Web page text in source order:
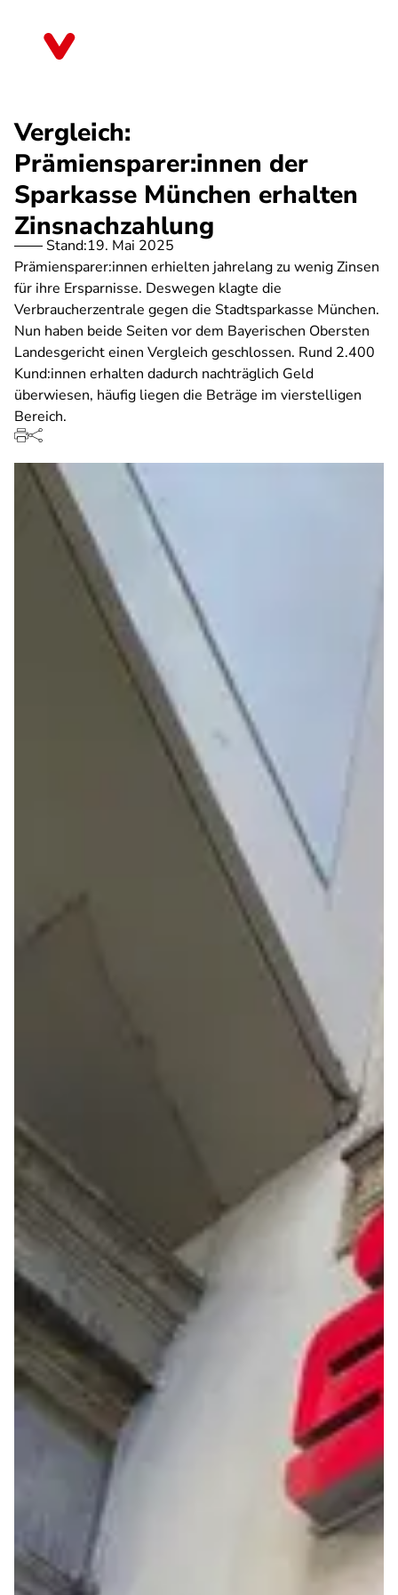
Vergleich:
Prämiensparer:innen der
Sparkasse München erhalten
Zinsnachzahlung
Stand:19. Mai 2025
Prämiensparer:innen erhielten jahrelang zu wenig Zinsen
für ihre Ersparnisse. Deswegen klagte die
Verbraucherzentrale gegen die Stadtsparkasse München.
Nun haben beide Seiten vor dem Bayerischen Obersten
Landesgericht einen Vergleich geschlossen. Rund 2.400
Kund:innen erhalten dadurch nachträglich Geld
überwiesen, häufig liegen die Beträge im vierstelligen
Bereich.